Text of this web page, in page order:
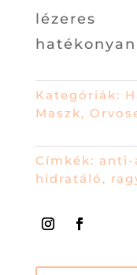
lézeres
Kategóriák:
Maszk,
Címkék: anti-
hidratáló ,